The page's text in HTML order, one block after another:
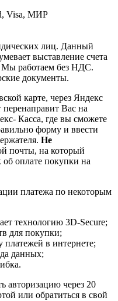
Visa, МИР
лиц. Данный
выставление счета
Мы работаем без НДС.
документы.
карте, через Яндекс
Вас на
Касса, где вы сможете
форму и ввести
Не
почты, на который
оплате покупки на
платежа по некоторым
технологию 3D-Secure;
для покупки;
платежей в интернете;
данных;
авторизацию через 20
или обратиться в свой